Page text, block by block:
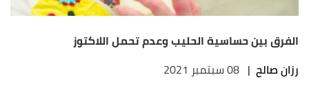
الفرق بين حساسية الحليب وعدم تحمل اللاكتوز
رزان صالح | 08 سبتمبر 2021